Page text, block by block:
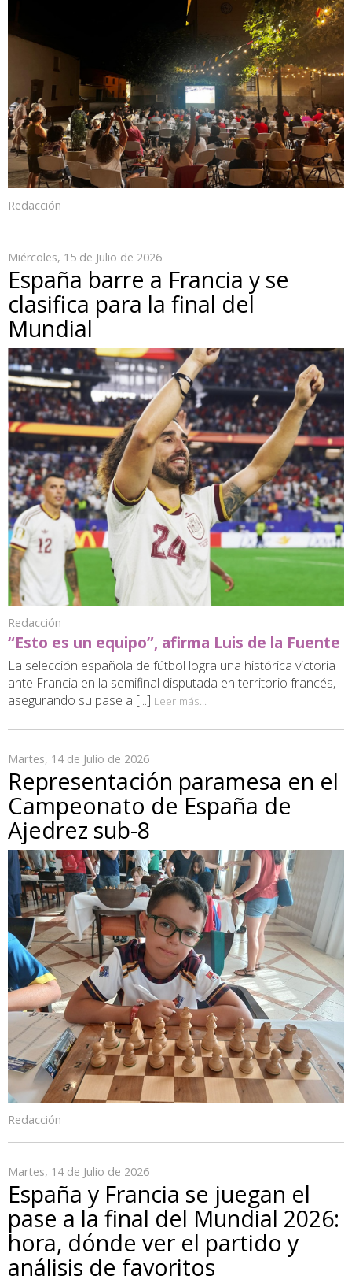
Redacción
Miércoles, 15 de Julio de 2026
España barre a Francia y se
clasifica para la final del
Mundial
Redacción
“Esto es un equipo”, afirma Luis de la Fuente
La selección española de fútbol logra una histórica victoria
ante Francia en la semifinal disputada en territorio francés,
asegurando su pase a [...] Leer más...
Martes, 14 de Julio de 2026
Representación paramesa en el
Campeonato de España de
Ajedrez sub-8
Redacción
Martes, 14 de Julio de 2026
España y Francia se juegan el
pase a la final del Mundial 2026:
hora, dónde ver el partido y
análisis de favoritos